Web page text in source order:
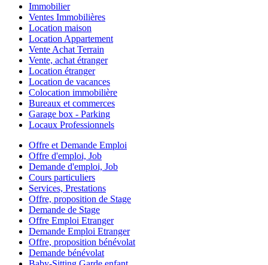
Immobilier
Ventes Immobilières
Location maison
Location Appartement
Vente Achat Terrain
Vente, achat étranger
Location étranger
Location de vacances
Colocation immobilière
Bureaux et commerces
Garage box - Parking
Locaux Professionnels
Offre et Demande Emploi
Offre d'emploi, Job
Demande d'emploi, Job
Cours particuliers
Services, Prestations
Offre, proposition de Stage
Demande de Stage
Offre Emploi Etranger
Demande Emploi Etranger
Offre, proposition bénévolat
Demande bénévolat